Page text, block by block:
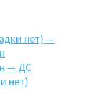
нет) —
— ДС
нет)